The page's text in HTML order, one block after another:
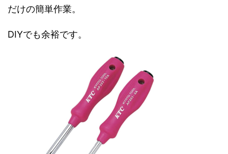
だけの簡単作業。
DIYでも余裕です。